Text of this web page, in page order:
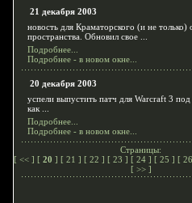
21 декабря 2003
новость для Краматорского (и не только)
пространства. Обновил свое ...
Подробнее...
Подробнее - в новом окне...
20 декабря 2003
успели выпустить патч для Warcraft 3
как ...
Подробнее...
Подробнее - в новом окне...
Страницы:
[ << ] [ 20 ] [ 21 ] [ 22 ] [ 23 ] [ 24 ] [ 25 ] [ 26
[ >> ]